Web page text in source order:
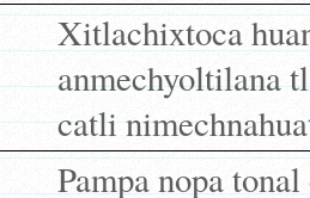
Xitlachixtoca
anmechyoltilana
catli
Pampa nopa